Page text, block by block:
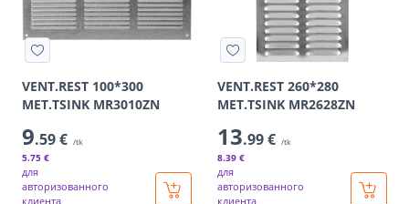
VENT.REST 100*300
MET.TSINK MR3010ZN
9.59 € /tk
5.75 €
для
авторизованного
клиента
VENT.REST 260*280
MET.TSINK MR2628ZN
13.99 € /tk
8.39 €
для
авторизованного
клиента